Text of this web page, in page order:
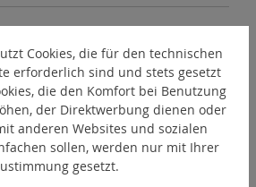
Cookies, die für den technischen
erforderlich sind und stets gesetzt
die den Komfort bei Benutzung
der Direktwerbung dienen oder
anderen Websites und sozialen
sollen, werden nur mit Ihrer
gesetzt.